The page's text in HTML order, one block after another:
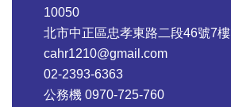
10050
北市中正區忠孝東路二段46號7樓
cahr1210@gmail.com
02-2393-6363
公務機 0970-725-760